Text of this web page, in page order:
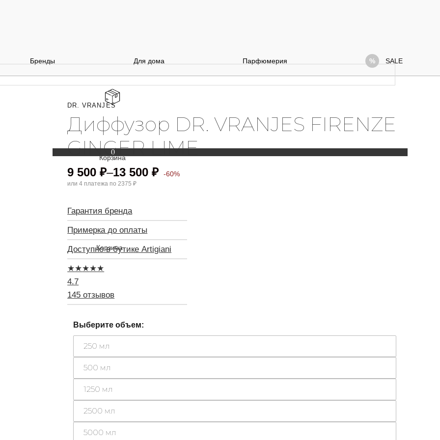
0
Бренды Для дома Парфюмерия SALE
DR. VRANJES
Диффузор DR. VRANJES FIRENZE
GINGER LIME
9 500₽–13 500₽ -60%
или 4 платежа по2375 ₽
Гарантия бренда
Примерка до оплаты
Доступно в бутике Artigiani
★★★★★
4.7
145 отзывов
Выберите объем:
250 мл
500 мл
1250 мл
2500 мл
5000 мл